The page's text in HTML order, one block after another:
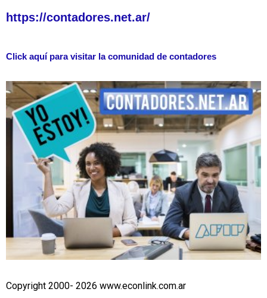
https://contadores.net.ar/
Click aquí para visitar la comunidad de contadores
Copyright 2000- 2026 www.econlink.com.ar